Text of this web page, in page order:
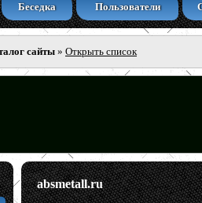
Беседка Пользователи
сайты » Открыть список
absmetall.ru